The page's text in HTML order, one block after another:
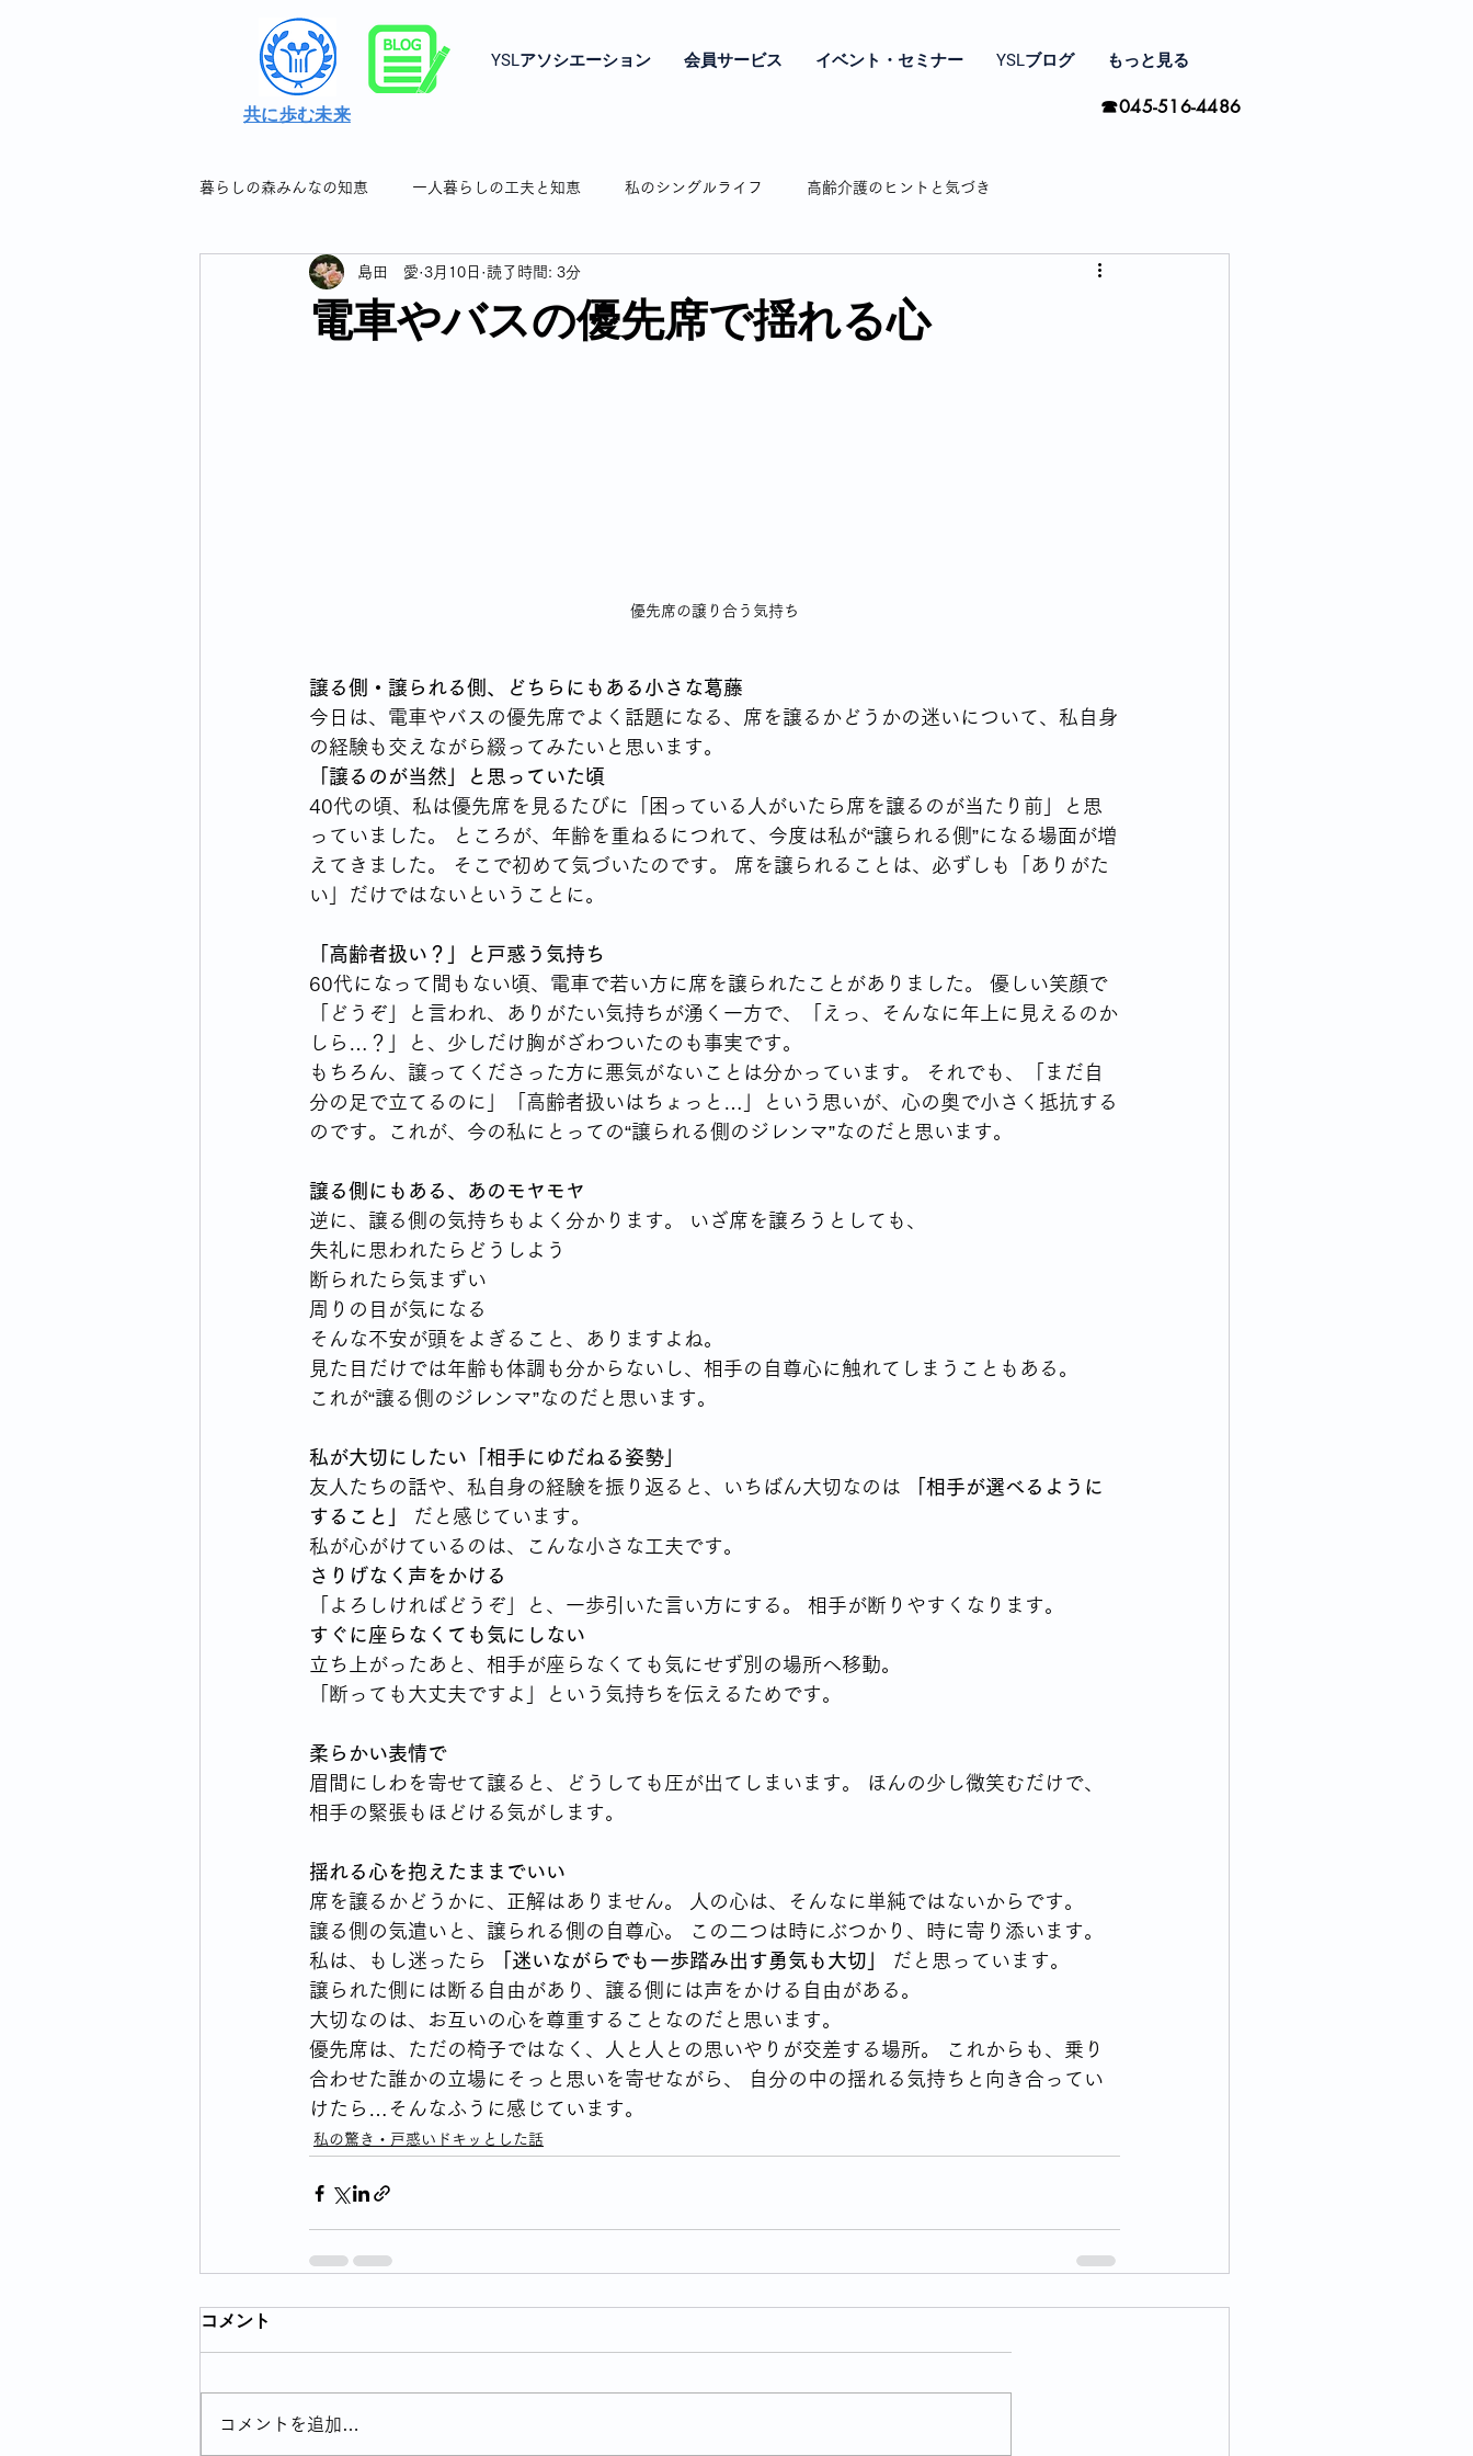
共に歩む未来
YSLアソシエーション 会員サービス イベント・セミナー YSLブログ もっと見る
☎045-516-4486
暮らしの森みんなの知恵 一人暮らしの工夫と知恵 私のシングルライフ 高齢介護のヒントと気づき
シングル女性の暮らしの知恵＆つぶやき シングル女性の年金とお金の話
毎日の買い物どうしてますか 高齢者の住宅事情
電車やバスの優先席で揺れる心
島田 愛 3月10日 読了時間: 3分
優先席の譲り合う気持ち
譲る側・譲られる側、どちらにもある小さな葛藤
今日は、電車やバスの優先席でよく話題になる、席を譲るかどうかの迷いについて、私自身
の経験も交えながら綴ってみたいと思います。
「譲るのが当然」と思っていた頃
40代の頃、私は優先席を見るたびに「困っている人がいたら席を譲るのが当たり前」と思
っていました。 ところが、年齢を重ねるにつれて、今度は私が“譲られる側”になる場面が増
えてきました。 そこで初めて気づいたのです。 席を譲られることは、必ずしも「ありがた
い」だけではないということに。
「高齢者扱い？」と戸惑う気持ち
60代になって間もない頃、電車で若い方に席を譲られたことがありました。 優しい笑顔で
「どうぞ」と言われ、ありがたい気持ちが湧く一方で、「えっ、そんなに年上に見えるのか
しら…？」と、少しだけ胸がざわついたのも事実です。
もちろん、譲ってくださった方に悪気がないことは分かっています。 それでも、「まだ自
分の足で立てるのに」「高齢者扱いはちょっと…」という思いが、心の奥で小さく抵抗する
のです。これが、今の私にとっての“譲られる側のジレンマ”なのだと思います。
譲る側にもある、あのモヤモヤ
逆に、譲る側の気持ちもよく分かります。 いざ席を譲ろうとしても、
失礼に思われたらどうしよう
断られたら気まずい
周りの目が気になる
そんな不安が頭をよぎること、ありますよね。
見た目だけでは年齢も体調も分からないし、相手の自尊心に触れてしまうこともある。
これが“譲る側のジレンマ”なのだと思います。
私が大切にしたい「相手にゆだねる姿勢」
友人たちの話や、私自身の経験を振り返ると、いちばん大切なのは
「相手が選べるように
すること」
だと感じています。
私が心がけているのは、こんな小さな工夫です。
さりげなく声をかける
「よろしければどうぞ」と、一歩引いた言い方にする。 相手が断りやすくなります。
すぐに座らなくても気にしない
立ち上がったあと、相手が座らなくても気にせず別の場所へ移動。
「断っても大丈夫ですよ」という気持ちを伝えるためです。
柔らかい表情で
眉間にしわを寄せて譲ると、どうしても圧が出てしまいます。 ほんの少し微笑むだけで、
相手の緊張もほどける気がします。
揺れる心を抱えたままでいい
席を譲るかどうかに、正解はありません。 人の心は、そんなに単純ではないからです。
譲る側の気遣いと、譲られる側の自尊心。 この二つは時にぶつかり、時に寄り添います。
私は、もし迷ったら
「迷いながらでも一歩踏み出す勇気も大切」
だと思っています。
譲られた側には断る自由があり、譲る側には声をかける自由がある。
大切なのは、お互いの心を尊重することなのだと思います。
優先席は、ただの椅子ではなく、人と人との思いやりが交差する場所。 これからも、乗り
合わせた誰かの立場にそっと思いを寄せながら、 自分の中の揺れる気持ちと向き合ってい
けたら…そんなふうに感じています。
私の驚き・戸惑いドキッとした話
コメント
コメントを追加…